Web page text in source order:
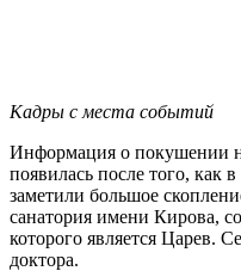
Кадры с места событий
Информация о покушении
появилась после того, как
заметили большое
санатория имени Кирова,
которого является Царев.
доктора.